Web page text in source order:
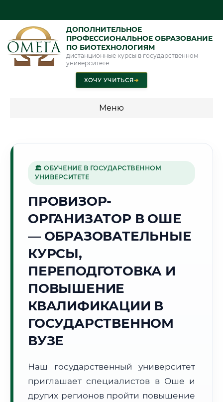
ДОПОЛНИТЕЛЬНОЕ
ПРОФЕССИОНАЛЬНОЕ ОБРАЗОВАНИЕ
ПО БИОТЕХНОЛОГИЯМ
дистанционные курсы в государственном
университете
ХОЧУ УЧИТЬСЯ➜
Меню
🌄
Г. ОШ
02:55:43
2026 г.
Погода в г. Ош: +23°C
🌅 Восход:06:11 🌇 Закат:
📍 Региональная справка
Почтовые индексы:
Часовой пояс:
UTC+6
🏛 ОБУЧЕНИЕ В ГОСУДАРСТВЕННОМ
УНИВЕРСИТЕТЕ
ПРОВИЗОР-
ОРГАНИЗАТОР В ОШЕ
— ОБРАЗОВАТЕЛЬНЫЕ
КУРСЫ,
ПЕРЕПОДГОТОВКА И
ПОВЫШЕНИЕ
КВАЛИФИКАЦИИ В
ГОСУДАРСТВЕННОМ
ВУЗЕ
Наш государственный университет
приглашает специалистов в Оше и
других регионов пройти повышение